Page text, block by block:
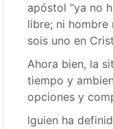
apóstol “ya no
libre; ni
sois uno en
Ahora bien, la
tiempo y
opciones y
lguien ha